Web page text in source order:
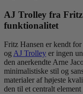
AJ Trolley fra Fritz
funktionalitet
Fritz Hansen er kendt
ogAJ Trolley er ingen
den anerkendte Arne
minimalistiske stil og
materialer af højeste
den til et centralt